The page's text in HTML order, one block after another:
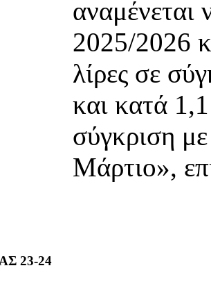
αναμένεται
2025/2026
λίρες σε
και κατά
σύγκριση
Μάρτιο»,
23-24